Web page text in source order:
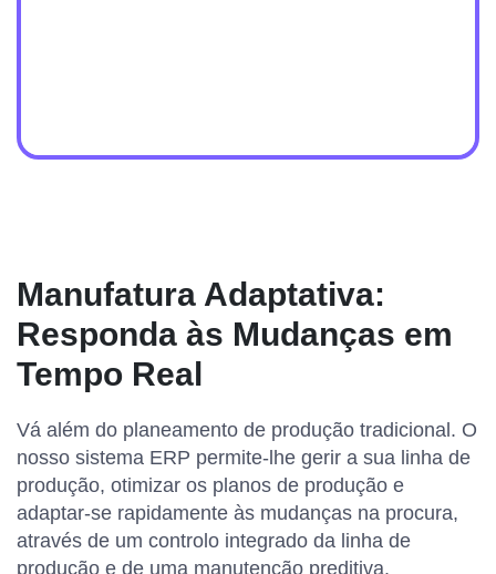
Manufatura Adaptativa:
Responda às Mudanças em
Tempo Real
Vá além do planeamento de produção tradicional. O
nosso sistema ERP permite-lhe gerir a sua linha de
produção, otimizar os planos de produção e
adaptar-se rapidamente às mudanças na procura,
através de um controlo integrado da linha de
produção e de uma manutenção preditiva.